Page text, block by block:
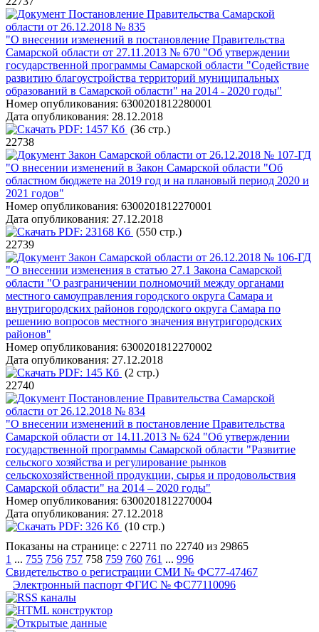
Постановление Правительства Самарской
области от 26.12.2018 № 835
"О внесении изменений в постановление Правительства
Самарской области от 27.11.2013 № 670 "Об утверждении
государственной программы Самарской области "Содействие
развитию благоустройства территорий муниципальных
образований в Самарской области" на 2014 - 2020 годы"
Номер опубликования: 6300201812280001
Дата опубликования: 28.12.2018
PDF: 1457 Кб (36 стр.)
22738
Закон Самарской области от 26.12.2018 № 107-ГД
"О внесении изменений в Закон Самарской области "Об
областном бюджете на 2019 год и на плановый период 2020 и
2021 годов"
Номер опубликования: 6300201812270001
Дата опубликования: 27.12.2018
PDF: 23168 Кб (550 стр.)
22739
Закон Самарской области от 26.12.2018 № 106-ГД
"О внесении изменения в статью 27.1 Закона Самарской
области "О разграничении полномочий между органами
местного самоуправления городского округа Самара и
внутригородских районов городского округа Самара по
решению вопросов местного значения внутригородских
районов"
Номер опубликования: 6300201812270002
Дата опубликования: 27.12.2018
PDF: 145 Кб (2 стр.)
22740
Постановление Правительства Самарской
области от 26.12.2018 № 834
"О внесении изменений в постановление Правительства
Самарской области от 14.11.2013 № 624 "Об утверждении
государственной программы Самарской области "Развитие
сельского хозяйства и регулирование рынков
сельскохозяйственной продукции, сырья и продовольствия
Самарской области" на 2014 – 2020 годы"
Номер опубликования: 6300201812270004
Дата опубликования: 27.12.2018
PDF: 326 Кб (10 стр.)
Показаны на странице: с 22711 по 22740 из 29865
1 ... 755 756 757 758 759 760 761 ... 996
Свидетельство о регистрации СМИ № ФС77-47467
Электронный паспорт ФГИС № ФС77110096